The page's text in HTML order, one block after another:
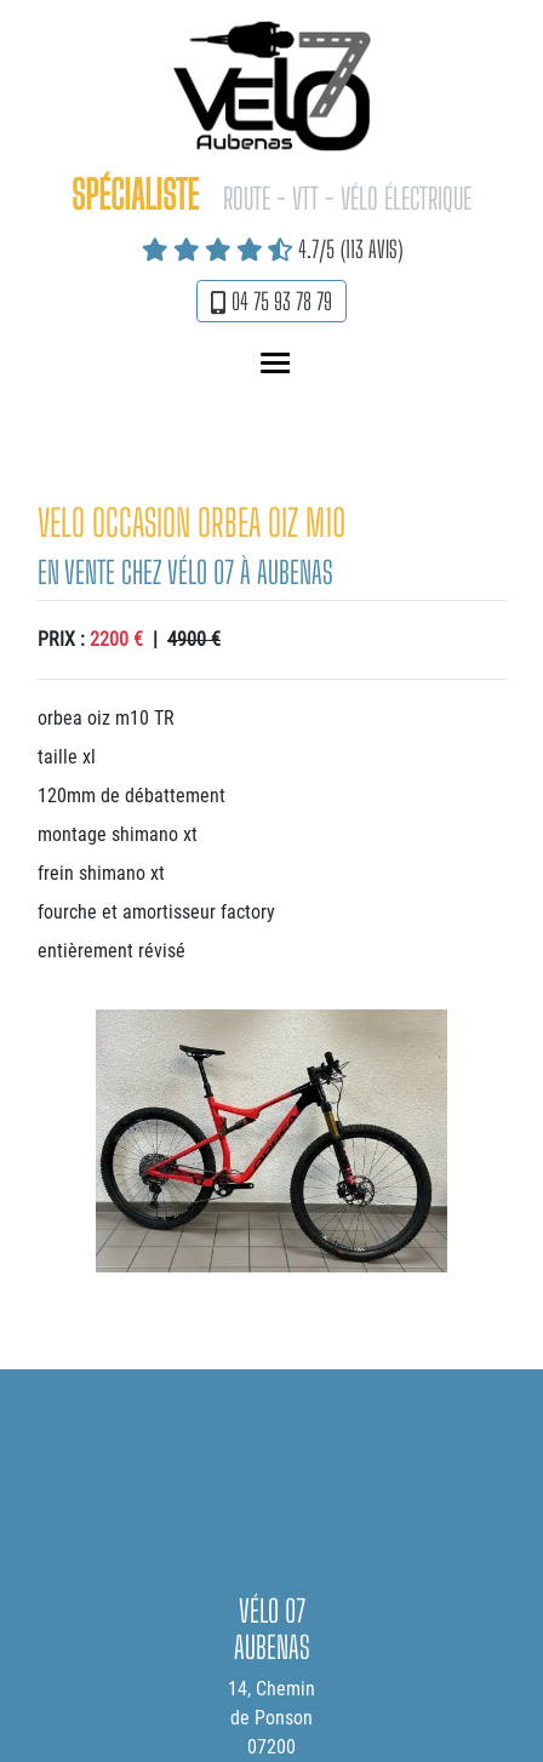
SPÉCIALISTE ROUTE - VTT - VÉLO ÉLECTRIQUE
4.7/5 (113 AVIS)
04 75 93 78 79
VELO OCCASION ORBEA OIZ M10
EN VENTE CHEZ VÉLO 07 À AUBENAS
PRIX : 2200 € | 4900 €
orbea oiz m10 TR
taille xl
120mm de débattement
montage shimano xt
frein shimano xt
fourche et amortisseur factory
entièrement révisé
VÉLO 07
AUBENAS
14, Chemin
de Ponson
07200